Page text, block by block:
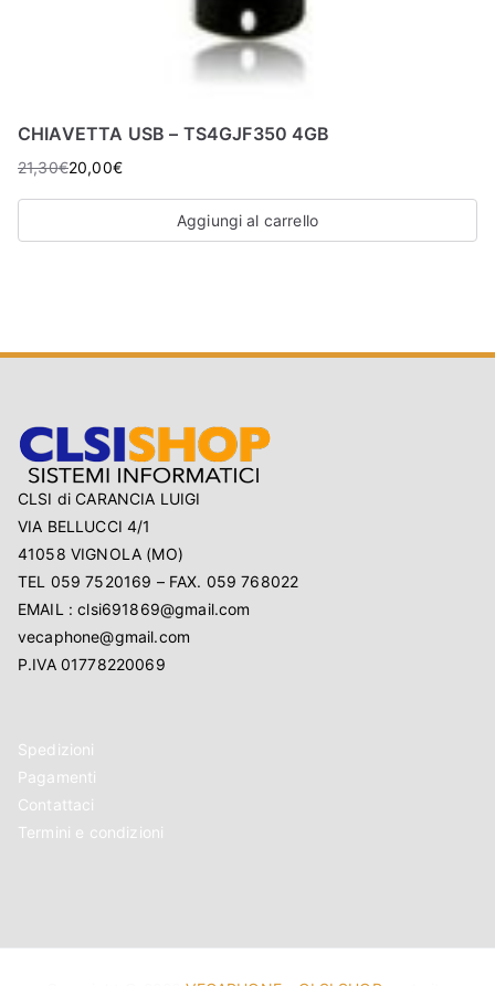
CHIAVETTA USB – TS4GJF350 4GB
21,30€20,00€
Aggiungi al carrello
CLSI di CARANCIA LUIGI
VIA BELLUCCI 4/1
41058 VIGNOLA (MO)
TEL 059 7520169 – FAX. 059 768022
EMAIL : clsi691869@gmail.com
vecaphone@gmail.com
P.IVA 01778220069
Spedizioni
Pagamenti
Contattaci
Termini e condizioni